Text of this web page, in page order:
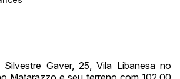
Gaver, 25, Vila Libanesa no